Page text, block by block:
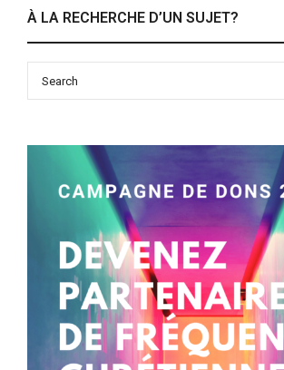
À LA RECHERCHE D’UN SUJET?